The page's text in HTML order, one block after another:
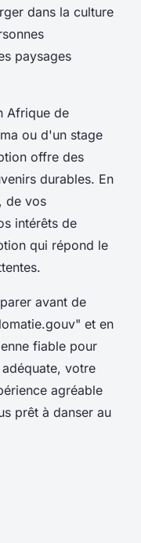
dans la culture
paysages
Afrique de
ou d'un stage
offre des
durables. En
de vos
intérêts de
qui répond le
avant de
et en
fiable pour
votre
agréable
prêt à danser au